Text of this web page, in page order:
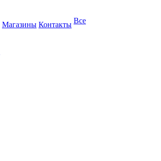
Магазины Контакты Все